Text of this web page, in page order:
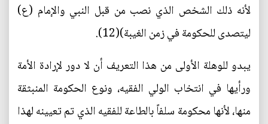
لأنه ذلك الشخص الذي نصب من قبل النبي والإمام (ع)
ليتصدى للحكومة في زمن الغيبة)(12).
يبدو للوهلة الأولى من هذا التعريف أن لا دور لإرادة الأمة
ورأيها في انتخاب الولي الفقيه، ونوع الحكومة المنبثقة
منها، لأنها محكومة سلفاً بالطاعة للفقيه الذي تم تعيينه لهذا